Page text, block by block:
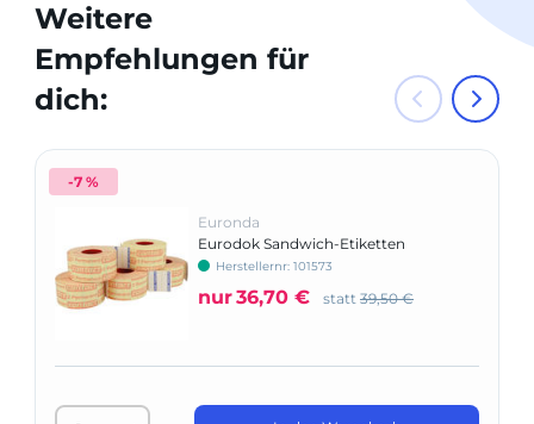
Weitere
Empfehlungen für
dich:
-7 %
Euronda
Eurodok Sandwich-Etiketten
Herstellernr: 101573
nur36,70 € statt 39,50 €